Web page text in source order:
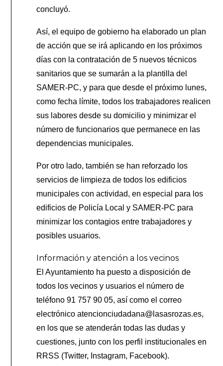
concluyó.
Así, el equipo de gobierno ha elaborado un plan
de acción que se irá aplicando en los próximos
días con la contratación de 5 nuevos técnicos
sanitarios que se sumarán a la plantilla del
SAMER-PC, y para que desde el próximo lunes,
como fecha límite, todos los trabajadores realicen
sus labores desde su domicilio y minimizar el
número de funcionarios que permanece en las
dependencias municipales.
Por otro lado, también se han reforzado los
servicios de limpieza de todos los edificios
municipales con actividad, en especial para los
edificios de Policía Local y SAMER-PC para
minimizar los contagios entre trabajadores y
posibles usuarios.
Información y atención a los vecinos
El Ayuntamiento ha puesto a disposición de
todos los vecinos y usuarios el número de
teléfono 91 757 90 05, así como el correo
electrónico atencionciudadana@lasasrozas.es,
en los que se atenderán todas las dudas y
cuestiones, junto con los perfil institucionales en
RRSS (Twitter, Instagram, Facebook).